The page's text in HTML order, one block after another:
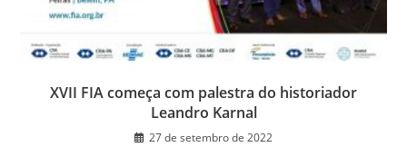
XVII FIA começa com palestra do historiador
Leandro Karnal
27 de setembro de 2022